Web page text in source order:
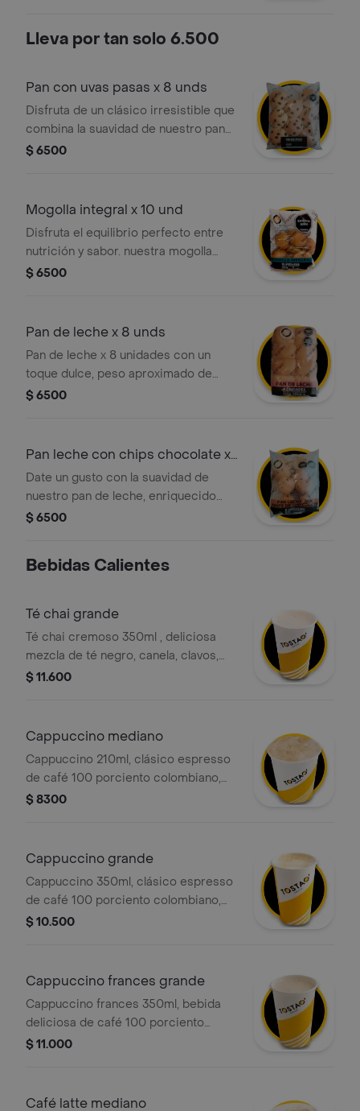
Lleva por tan solo 6.500
Pan con uvas pasas x 8 unds
Disfruta de un clásico irresistible que
combina la suavidad de nuestro pan
tradicional con el toque dulce y
para acompañar tu café, chocolate o
para un snack rápido a cualquier hora
del día.
$ 6500
Mogolla integral x 10 und
Disfruta el equilibrio perfecto entre
nutrición y sabor. nuestra mogolla
integral ofrece una miga suave y un
ligera. el toque artesanal de tostao'
$ 6500
Pan de leche x 8 unds
Pan de leche x 8 unidades con un
toque dulce, peso aproximado de
440g.
$ 6500
Pan leche con chips chocolate x
8 unds
Date un gusto con la suavidad de
nuestro pan de leche, enriquecido
con deliciosas chispas de chocolate.
sorprender a los niños en la lonchera.
calidad artesanal de tostao.
$ 6500
Bebidas Calientes
Té chai grande
Té chai cremoso 350ml , deliciosa
mezcla de té negro, canela, clavos,
jengibre y leche deslactosada .
$ 11.600
Cappuccino mediano
Cappuccino 210ml, clásico espresso
de café 100 porciento colombiano,
con la proporción perfecta de leche
$ 8300
Cappuccino grande
Cappuccino 350ml, clásico espresso
de café 100 porciento colombiano,
con la proporción perfecta de leche
$ 10.500
Cappuccino frances grande
Cappuccino frances 350ml, bebida
deliciosa de café 100 porciento
colombiano, leche deslactosada,
experiencia sensorial placentera en
$ 11.000
Café latte mediano